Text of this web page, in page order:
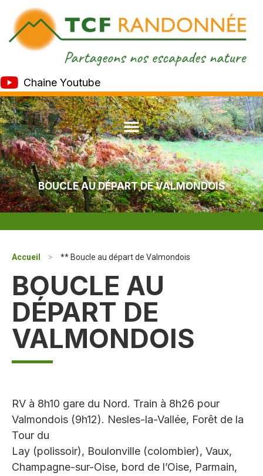
Chaine Youtube
BOUCLE AU DÉPART DE VALMONDOIS
Accueil > ** Boucle au départ de Valmondois
BOUCLE AU
DÉPART DE
VALMONDOIS
RV à 8h10 gare du Nord. Train à 8h26 pour
Valmondois (9h12). Nesles-la-Vallée, Forêt de la
Tour du
Lay (polissoir), Boulonville (colombier), Vaux,
Champagne-sur-Oise, bord de l’Oise, Parmain,